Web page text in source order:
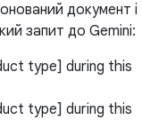
документ і
запит до Gemini:
type] during this
type] during this